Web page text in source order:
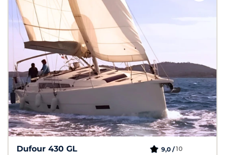
Dufour 430 GL 9,0 /10